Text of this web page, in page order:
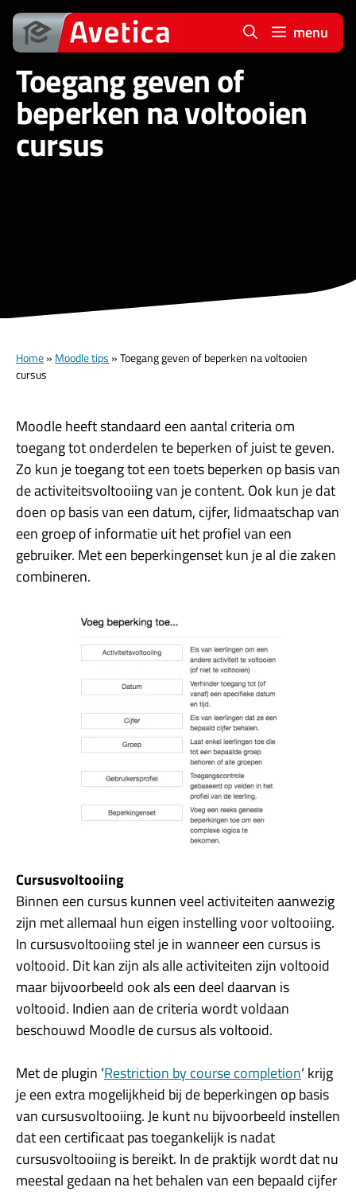
Ga
naar
de
inhoud
menu
Toegang geven of
beperken na voltooien
cursus
Home» Moodle tips »Toegang geven of beperken na voltooien
cursus
Moodle heeft standaard een aantal criteria om
toegang tot onderdelen te beperken of juist te geven.
Zo kun je toegang tot een toets beperken op basis van
de activiteitsvoltooiing van je content. Ook kun je dat
doen op basis van een datum, cijfer, lidmaatschap van
een groep of informatie uit het profiel van een
gebruiker. Met een beperkingenset kun je al die zaken
combineren.
Cursusvoltooiing
Binnen een cursus kunnen veel activiteiten aanwezig
zijn met allemaal hun eigen instelling voor voltooiing.
In cursusvoltooiing stel je in wanneer een cursus is
voltooid. Dit kan zijn als alle activiteiten zijn voltooid
maar bijvoorbeeld ook als een deel daarvan is
voltooid. Indien aan de criteria wordt voldaan
beschouwd Moodle de cursus als voltooid.
Met de plugin ‘Restriction by course completion‘ krijg
je een extra mogelijkheid bij de beperkingen op basis
van cursusvoltooiing. Je kunt nu bijvoorbeeld instellen
dat een certificaat pas toegankelijk is nadat
cursusvoltooiing is bereikt. In de praktijk wordt dat nu
meestal gedaan na het behalen van een bepaald cijfer